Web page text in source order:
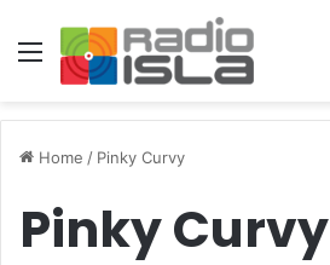
Menu
Home / Pinky Curvy
Pinky Curvy